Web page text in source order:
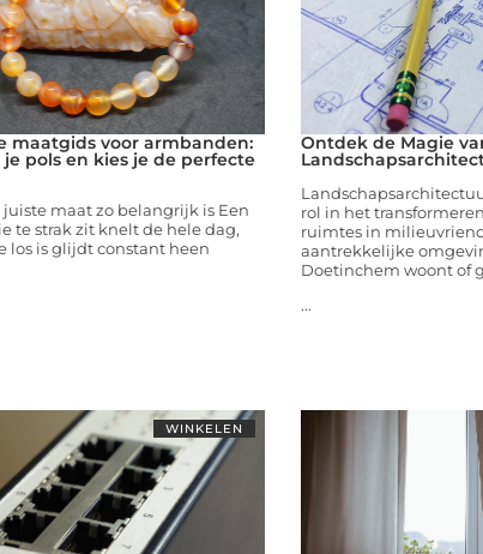
maatgids voor armbanden:
pols en kies je de perfecte
maat zo belangrijk is Een
te strak zit knelt de hele dag,
los is glijdt constant heen
Ontdek de Magie
rol in het
ruimtes in
aantrekkelijke
Doetinchem woont of
...
WINKELEN